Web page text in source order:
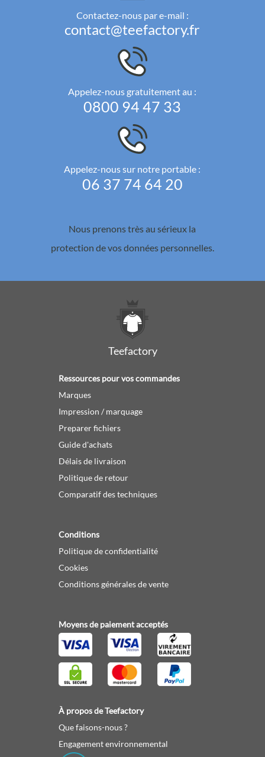
Contactez-nous par e-mail :
contact@teefactory.fr
Appelez-nous gratuitement au :
0800 94 47 33
Appelez-nous sur notre portable :
06 37 74 64 20
Nous prenons très au sérieux la
protection de vos données personnelles.
Teefactory
Ressources pour vos commandes
Marques
Impression / marquage
Preparer fichiers
Guide d'achats
Délais de livraison
Politique de retour
Comparatif des techniques
Conditions
Politique de confidentialité
Cookies
Conditions générales de vente
Moyens de paiement acceptés
À propos de Teefactory
Que faisons-nous ?
Engagement environnemental